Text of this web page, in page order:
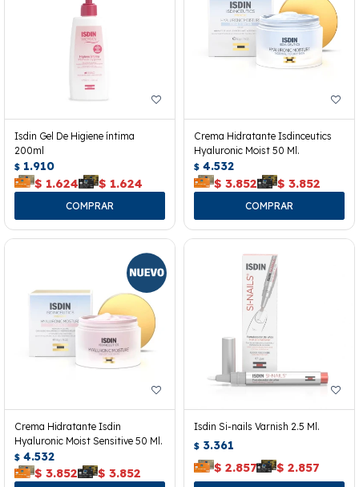
Isdin Gel De Higiene íntima
200ml
$ 1.910
$ 1.624 $ 1.624
Crema Hidratante Isdinceutics
Hyaluronic Moist 50 Ml.
$ 4.532
$ 3.852 $ 3.852
Crema Hidratante Isdin
Hyaluronic Moist Sensitive 50 Ml.
$ 4.532
$ 3.852 $ 3.852
Isdin Si-nails Varnish 2.5 Ml.
$ 3.361
$ 2.857 $ 2.857